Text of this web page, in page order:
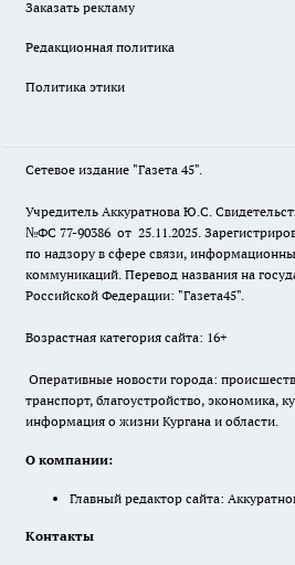
Заказать рекламу
Редакционная политика
Политика этики
Сетевое издание "Газета 45".
Учредитель Аккуратнова Ю.С.
№ФС 77-90386 от 25.11.2025.
по надзору в сфере связи,
коммуникаций. Перевод названия на
Российской Федерации: "Газета45".
Возрастная категория сайта: 16+
Оперативные новости города:
транспорт, благоустройство, экономика,
информация о жизни Кургана и области.
О компании:
Главный редактор сайта:
Контакты